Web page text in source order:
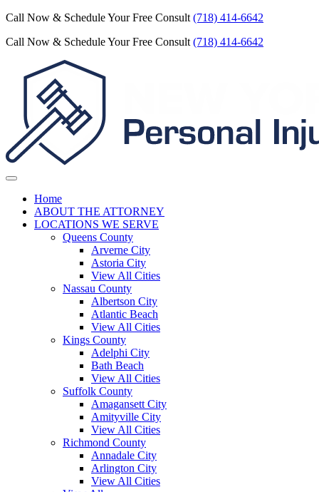
Call Now & Schedule Your Free Consult (718) 414-6642
Call Now & Schedule Your Free Consult (718) 414-6642
Home
ABOUT THE ATTORNEY
LOCATIONS WE SERVE
Queens County
Arverne City
Astoria City
View All Cities
Nassau County
Albertson City
Atlantic Beach
View All Cities
Kings County
Adelphi City
Bath Beach
View All Cities
Suffolk County
Amagansett City
Amityville City
View All Cities
Richmond County
Annadale City
Arlington City
View All Cities